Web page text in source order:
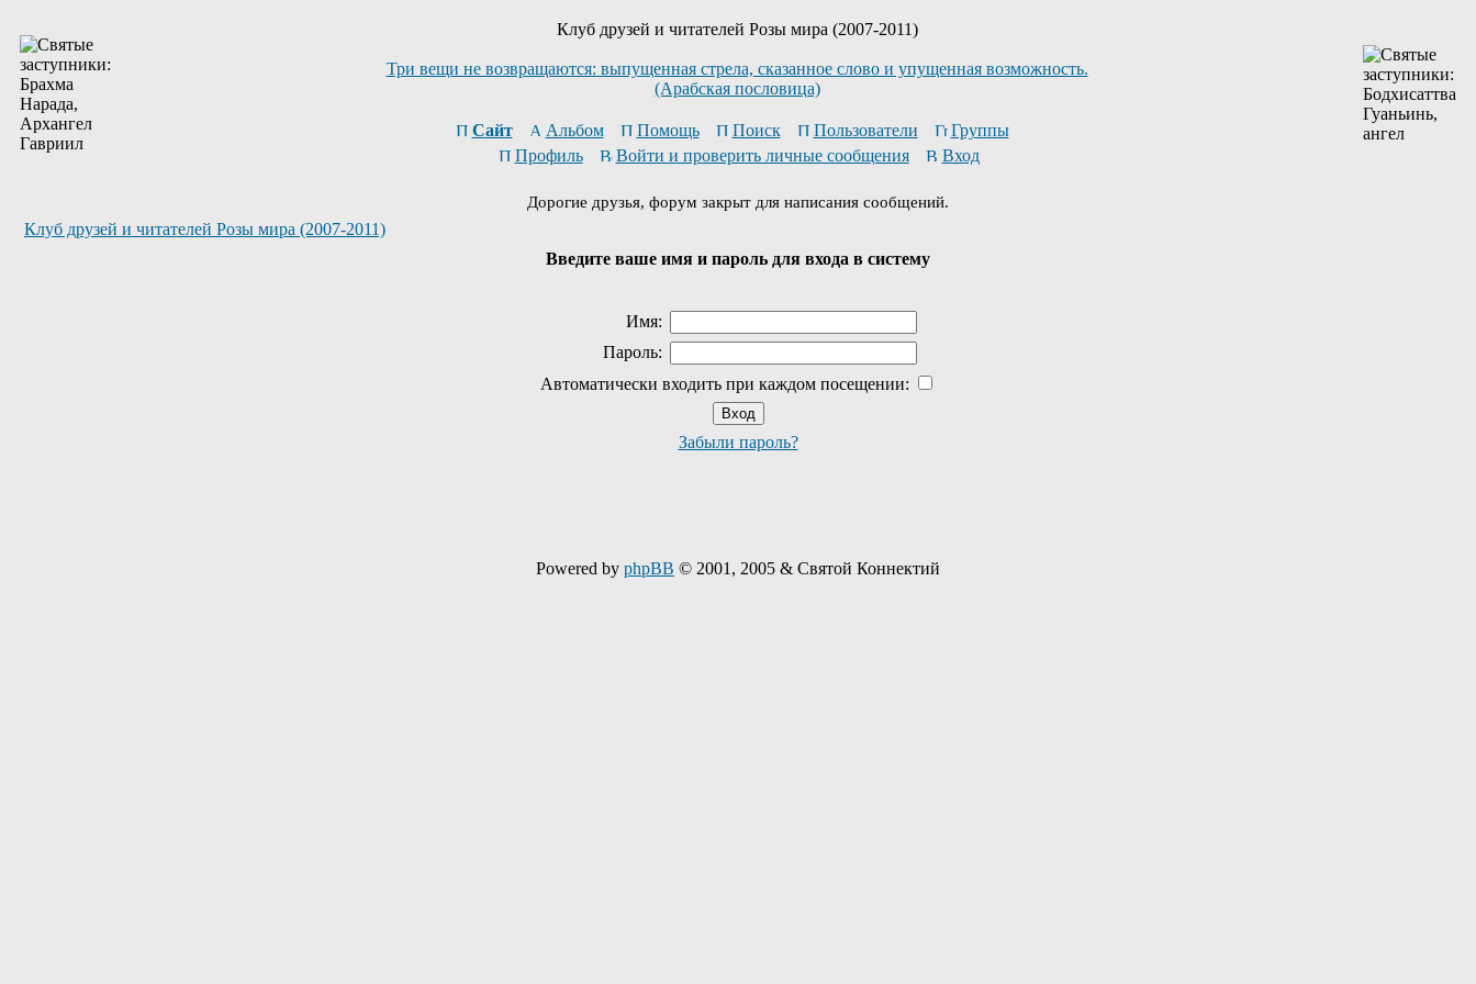
Клуб друзей и читателей Розы мира (2007-2011)
Три вещи не возвращаются: выпущенная стрела, сказанное слово и упущенная возможность.
(Арабская пословица)
Сайт Альбом Помощь Поиск Пользователи
Группы
Профиль
Войти и проверить личные сообщения Вход
Дорогие друзья, форум закрыт для написания сообщений.
Клуб друзей и читателей Розы мира (2007-2011)
Введите ваше имя и пароль для входа в систему
Имя:
Пароль:
Автоматически входить при каждом посещении:
Забыли пароль?
Powered by phpBB © 2001, 2005 & Святой Коннектий